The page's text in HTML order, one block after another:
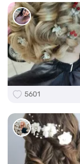
5601